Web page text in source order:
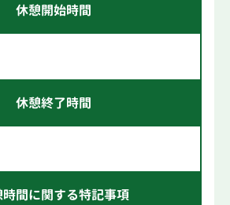
休憩開始時間
休憩終了時間
間に関する特記事項